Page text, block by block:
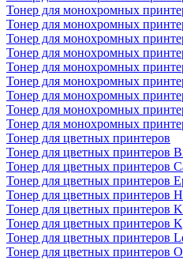
Тонер для монохромных
Тонер для монохромных
Тонер для монохромных
Тонер для монохромных
Тонер для монохромных
Тонер для монохромных
Тонер для монохромных
Тонер для монохромных
Тонер для монохромных
Тонер для цветных принтеров
Тонер для цветных принтеров
Тонер для цветных принтеров
Тонер для цветных принтеров
Тонер для цветных принтеров
Тонер для цветных принтеров
Тонер для цветных принтеров
Тонер для цветных принтеров
Тонер для цветных принтеров